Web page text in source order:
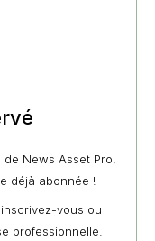
News Asset Pro,
déjà abonnée !
vous ou
professionnelle.